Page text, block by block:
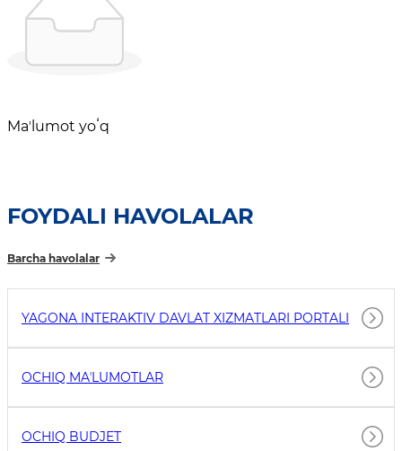
Maʼlumot yoʻq
FOYDALI HAVOLALAR
Barcha havolalar
YAGONA INTERAKTIV DAVLAT XIZMATLARI PORTALI
OCHIQ MAʼLUMOTLAR
OCHIQ BUDJET